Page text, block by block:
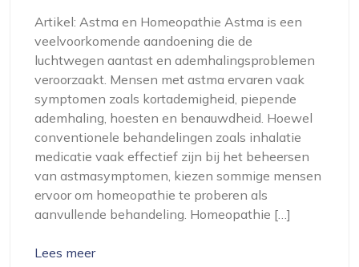
Artikel: Astma en Homeopathie Astma is een
veelvoorkomende aandoening die de
luchtwegen aantast en ademhalingsproblemen
veroorzaakt. Mensen met astma ervaren vaak
symptomen zoals kortademigheid, piepende
ademhaling, hoesten en benauwdheid. Hoewel
conventionele behandelingen zoals inhalatie
medicatie vaak effectief zijn bij het beheersen
van astmasymptomen, kiezen sommige mensen
ervoor om homeopathie te proberen als
aanvullende behandeling. Homeopathie […]
Lees meer